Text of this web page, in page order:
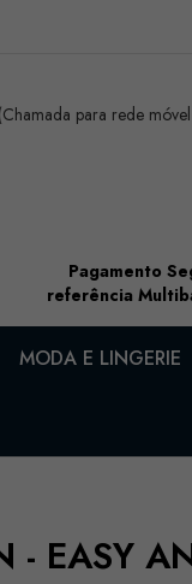
(Chamada para rede
Pagamento
referência
MODA E LINGERIE
- EASY